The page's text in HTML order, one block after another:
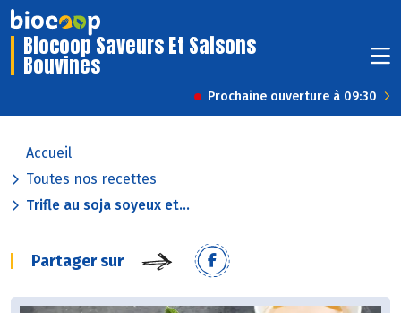
Biocoop Saveurs Et Saisons
Bouvines
Prochaine ouverture à 09:30
Accueil
Toutes nos recettes
Trifle au soja soyeux et...
Partager sur